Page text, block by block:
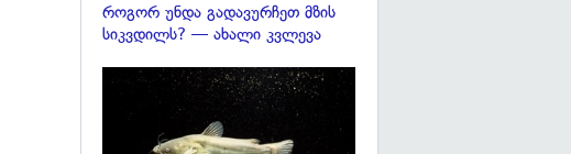
როგორ უნდა გადავურჩეთ მზის
სიკვდილს? — ახალი კვლევა